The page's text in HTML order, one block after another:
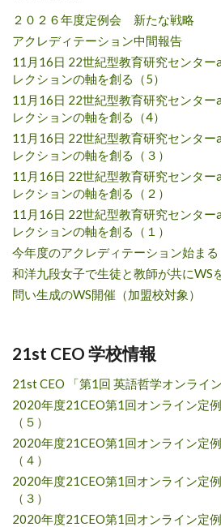
２０２６年度定例会 新たな戦略
アクレディテーション中間報告
11月16日 22世紀型教育研究センター
レクションの軸を創る（5）
11月16日 22世紀型教育研究センター
レクションの軸を創る（4）
11月16日 22世紀型教育研究センター
レクションの軸を創る（３）
11月16日 22世紀型教育研究センター
レクションの軸を創る（２）
11月16日 22世紀型教育研究センター
レクションの軸を創る（１）
今年度のアクレディテーション始まる
和洋九段女子で生徒と教師が共にWS
問い生成のWS開催（加盟校対象）
21st CEO 学校情報
21st CEO 「第1回 英語哲学オンライ
2020年度21CEO第1回オンライン定
（５）
2020年度21CEO第1回オンライン定
（４）
2020年度21CEO第1回オンライン定
（３）
2020年度21CEO第1回オンライン定